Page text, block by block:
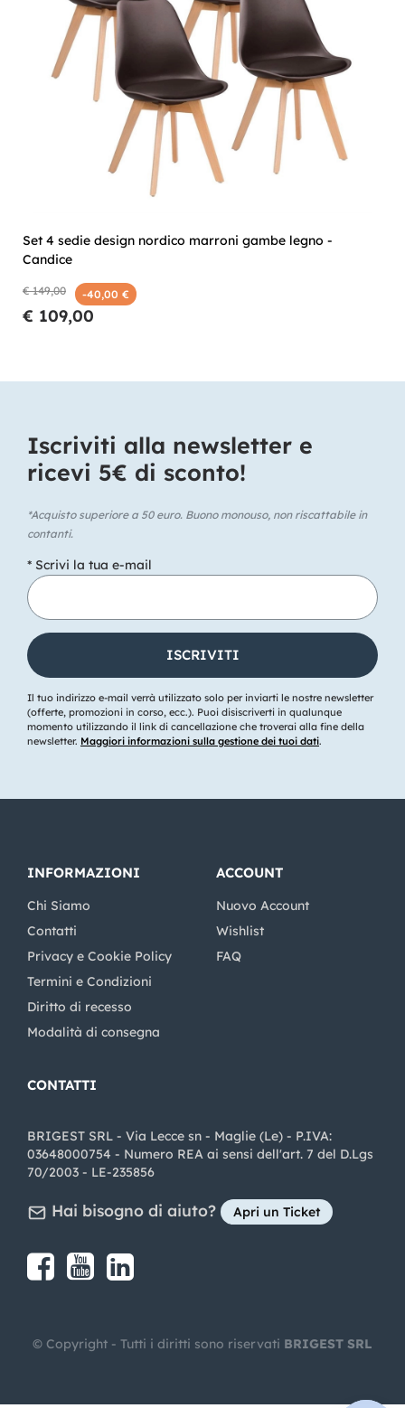
Set 4 sedie design nordico marroni gambe legno -
Candice
€ 149,00 -40,00 €
€ 109,00
Iscriviti alla newsletter e
ricevi 5€ di sconto!​
*Acquisto superiore a 50 euro. Buono monouso, non riscattabile in
contanti.
* Scrivi la tua e-mail
Il tuo indirizzo e-mail verrà utilizzato solo per inviarti le nostre newsletter
(offerte, promozioni in corso, ecc.). Puoi disiscriverti in qualunque
momento utilizzando il link di cancellazione che troverai alla fine della
newsletter. Maggiori informazioni sulla gestione dei tuoi dati.
INFORMAZIONI
Chi Siamo
Contatti
Privacy e Cookie Policy
Termini e Condizioni
Diritto di recesso
Modalità di consegna
ACCOUNT
Nuovo Account
Wishlist
FAQ
CONTATTI
BRIGEST SRL - Via Lecce sn - Maglie (Le) - P.IVA:
03648000754 - Numero REA ai sensi dell'art. 7 del D.Lgs
70/2003 - LE-235856
Hai bisogno di aiuto? Apri un Ticket
Share on Facebook
Share on youtube
© Copyright - Tutti i diritti sono riservati BRIGEST SRL